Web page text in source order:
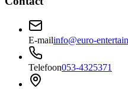
E-mailinfo@euro-
Telefoon053-4325371